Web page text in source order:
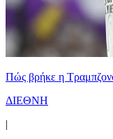
Πώς βρήκε η
ΔΙΕΘΝΗ
|